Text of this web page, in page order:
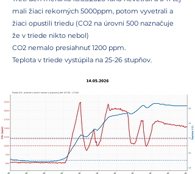
mali žiaci rekorných 5000ppm, potom vyvetrali a
žiaci opustili triedu (CO2 na úrovni 500 naznačuje
že v triede nikto nebol)
CO2 nemalo presiahnuť 1200 ppm.
Teplota v triede vystúpila na 25-26 stupňov.